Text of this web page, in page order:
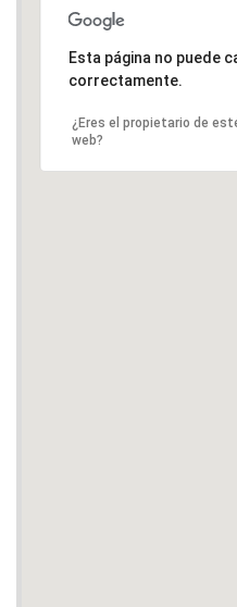
Esta página no puede
correctamente.
¿Eres el propietario de
web?